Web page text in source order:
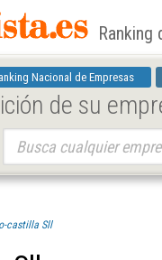
Ranking
Nacional de Empresas
de su
castilla Sll